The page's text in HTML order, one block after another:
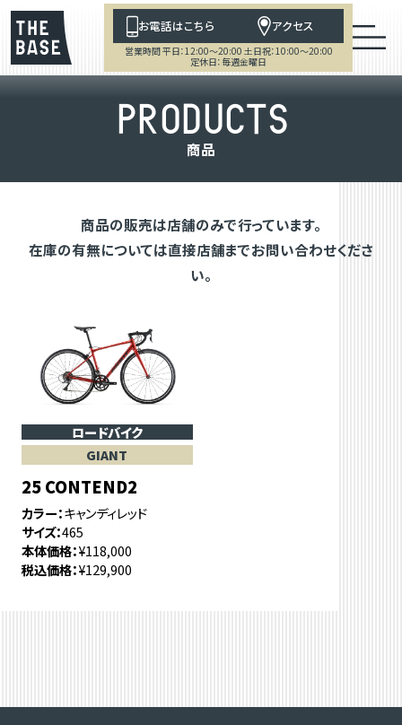
お電話はこちら アクセス
営業時間 平日：12:00～20:00 土日祝：10:00～20:00
定休日：毎週金曜日
PRODUCTS
商品
商品の販売は店舗のみで行っています。
在庫の有無については直接店舗までお問い合わせくださ
い。
ロードバイク
GIANT
25 CONTEND2
カラー キャンディレッド
サイズ 465
本体価格 ¥118,000
税込価格 ¥129,900